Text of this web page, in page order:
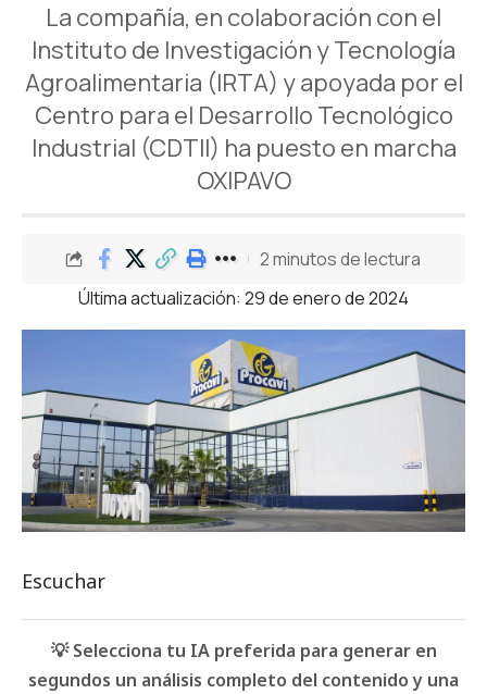
La compañía, en colaboración con el
Instituto de Investigación y Tecnología
Agroalimentaria (IRTA) y apoyada por el
Centro para el Desarrollo Tecnológico
Industrial (CDTII) ha puesto en marcha
OXIPAVO
Última actualización: 29 de enero de 2024
2 minutos de lectura
Escuchar
💡 Selecciona tu IA preferida para generar en
segundos un análisis completo del contenido y una